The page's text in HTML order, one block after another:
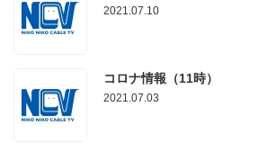
2021.07.10
コロナ情報（11時）
2021.07.03